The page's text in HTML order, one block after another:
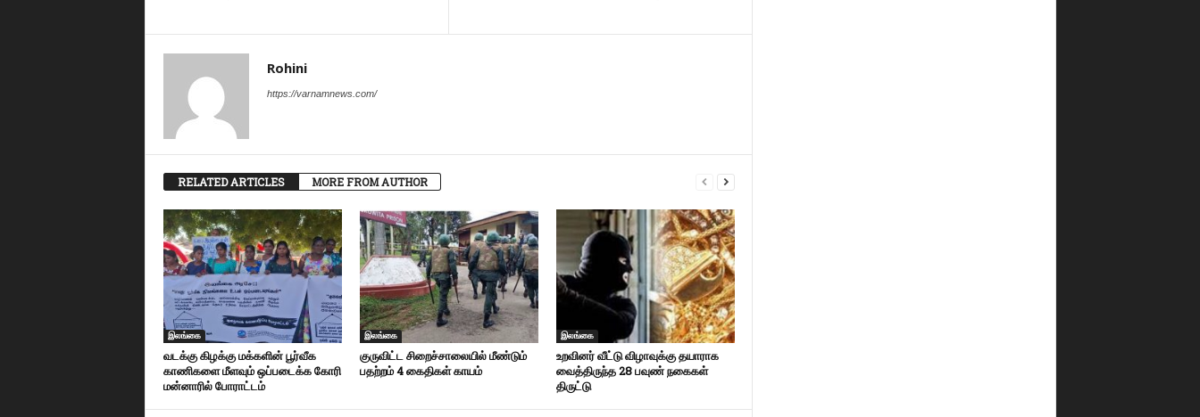
Rohini
https://varnamnews.com/
RELATED ARTICLES MORE FROM AUTHOR
இலங்கை
வடக்கு கிழக்கு மக்களின் பூர்வீக
காணிகளை மீளவும் ஒப்படைக்க கோரி
மன்னாரில் போராட்டம்
இலங்கை
குருவிட்ட சிறைச்சாலையில் மீண்டும்
பதற்றம் 4 கைதிகள் காயம்
இலங்கை
உறவினர் வீட்டு விழாவுக்கு தயாராக
வைத்திருந்த 28 பவுண் நகைகள்
திருட்டு